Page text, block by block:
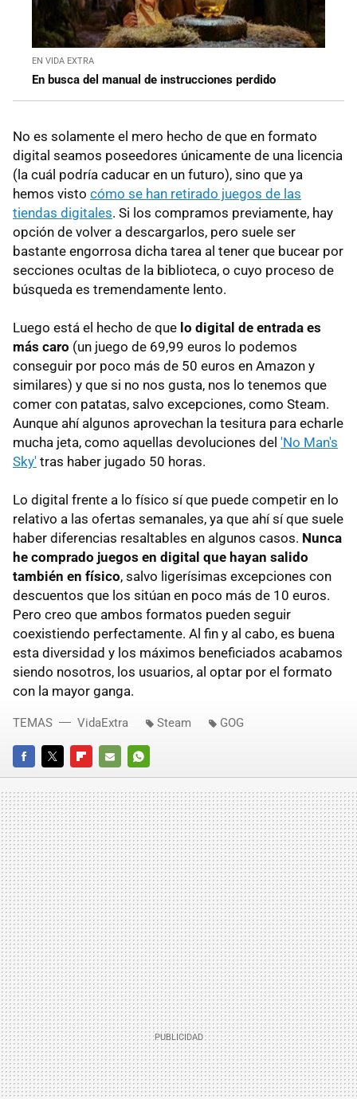
EN VIDA EXTRA
En busca del manual de instrucciones perdido
No es solamente el mero hecho de que en formato
digital seamos poseedores únicamente de una licencia
(la cuál podría caducar en un futuro), sino que ya
hemos visto cómo se han retirado juegos de las
tiendas digitales. Si los compramos previamente, hay
opción de volver a descargarlos, pero suele ser
bastante engorrosa dicha tarea al tener que bucear por
secciones ocultas de la biblioteca, o cuyo proceso de
búsqueda es tremendamente lento.
Luego está el hecho de que lo digital de entrada es
más caro (un juego de 69,99 euros lo podemos
conseguir por poco más de 50 euros en Amazon y
similares) y que si no nos gusta, nos lo tenemos que
comer con patatas, salvo excepciones, como Steam.
Aunque ahí algunos aprovechan la tesitura para echarle
mucha jeta, como aquellas devoluciones del 'No Man's
Sky' tras haber jugado 50 horas.
Lo digital frente a lo físico sí que puede competir en lo
relativo a las ofertas semanales, ya que ahí sí que suele
haber diferencias resaltables en algunos casos. Nunca
he comprado juegos en digital que hayan salido
también en físico, salvo ligerísimas excepciones con
descuentos que los sitúan en poco más de 10 euros.
Pero creo que ambos formatos pueden seguir
coexistiendo perfectamente. Al fin y al cabo, es buena
esta diversidad y los máximos beneficiados acabamos
siendo nosotros, los usuarios, al optar por el formato
con la mayor ganga.
FACEBOOKTWITTERFLIPBOARD
E-
MAIL
WHATSAPP
TEMAS VidaExtra Steam GOG